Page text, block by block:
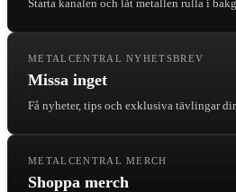
Starta kanalen och låt metallen rulla i
METALCENTRAL NYHETSBREV
Missa inget
Få nyheter, tips och exklusiva tävlingar
METALCENTRAL MERCH
Shoppa merch